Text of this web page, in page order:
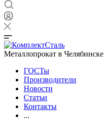
Металлопрокат в Челябинске
ГОСТы
Производители
Новости
Статьи
Контакты
...